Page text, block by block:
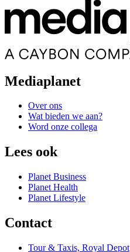
Mediaplanet
Over ons
Wat bieden we aan?
Word onze collega
Lees ook
Planet Business
Planet Health
Planet Lifestyle
Contact
Tour & Taxis, Royal Depot